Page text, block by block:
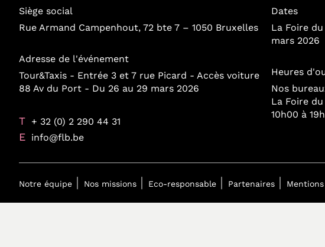
Siège social
Rue Armand Campenhout, 72 bte 7 – 1050 Bruxelles
Adresse de l'événement
Tour&Taxis - Entrée 3 et 7 rue Picard - Accès voiture
88 Av du Port - Du 26 au 29 mars 2026
T + 32 (0) 2 290 44 31
E info@flb.be
Dates
La Foire
mars 2026
Heures
Nos
La Foire
10h00 à
Notre équipe Nos missions Eco-responsable Partenaires